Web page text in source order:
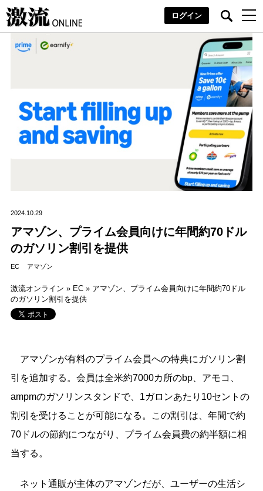
ログイン
2024.10.29
アマゾン、プライム会員向けに年間約70ドル
のガソリン割引を提供
EC アマゾン
激流オンライン » EC» アマゾン、プライム会員向けに年間約70ドル
のガソリン割引を提供
アマゾンが有料のプライム会員への特典にガソリン割
引を追加する。会員は全米約7000カ所のbp、アモコ、
ampmのガソリンスタンドで、1ガロンあたり10セントの
割引を受けることが可能になる。この割引は、年間で約
70ドルの節約につながり、プライム会員費の約半額に相
当する。
ネット通販が主体のアマゾンだが、ユーザーの生活シ